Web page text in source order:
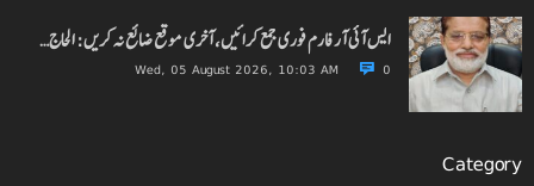
ایس آئی آر فارم فوری جمع کرائیں، آخری موقع ضائع نہ کریں: الحاج…
Wed, 05 August 2026, 10:03 AM 0
Category